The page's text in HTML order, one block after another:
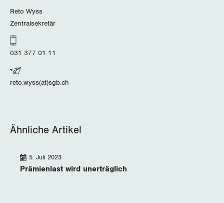
Zug
Zürich
Reto Wyss
Zentralsekretär
031 377 01 11
reto.wyss(at)sgb.ch
Ähnliche Artikel
Prämienlast wird unerträglich
5. Juli 2023